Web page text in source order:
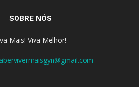
SOBRE NÓS
Mais! Viva Melhor!